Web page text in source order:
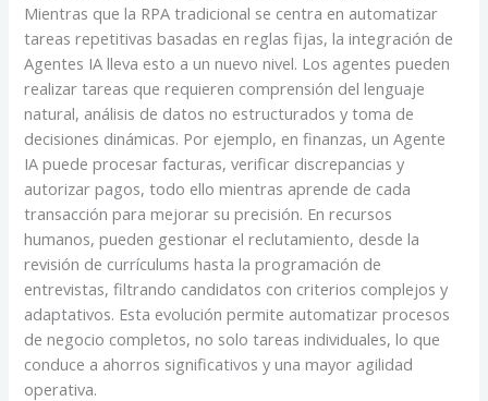
Mientras que la RPA tradicional se centra en automatizar
tareas repetitivas basadas en reglas fijas, la integración de
Agentes IA lleva esto a un nuevo nivel. Los agentes pueden
realizar tareas que requieren comprensión del lenguaje
natural, análisis de datos no estructurados y toma de
decisiones dinámicas. Por ejemplo, en finanzas, un Agente
IA puede procesar facturas, verificar discrepancias y
autorizar pagos, todo ello mientras aprende de cada
transacción para mejorar su precisión. En recursos
humanos, pueden gestionar el reclutamiento, desde la
revisión de currículums hasta la programación de
entrevistas, filtrando candidatos con criterios complejos y
adaptativos. Esta evolución permite automatizar procesos
de negocio completos, no solo tareas individuales, lo que
conduce a ahorros significativos y una mayor agilidad
operativa.